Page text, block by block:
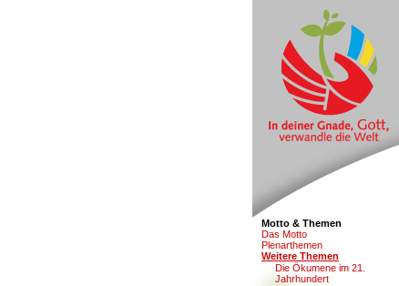
Motto & Themen
Das Motto
Plenarthemen
Weitere Themen
Die Ökumene im 21.
Jahrhundert